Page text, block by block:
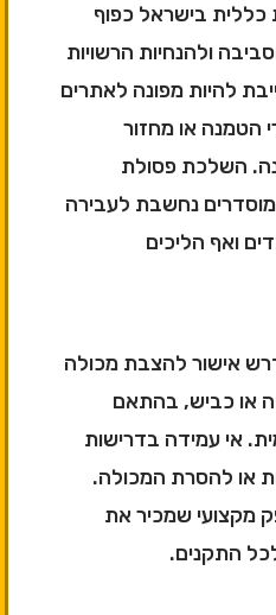
כללית בישראל כפוף
ולהנחיות הרשויות
להיות מפונה לאתרים
הטמנה או מחזור
השלכת פסולת
נחשבת לעבירה
ואף הליכים
אישור להצבת מכולה
או כביש, בהתאם
אי עמידה בדרישות
או להסרת המכולה.
מקצועי שמכיר את
התקנים.